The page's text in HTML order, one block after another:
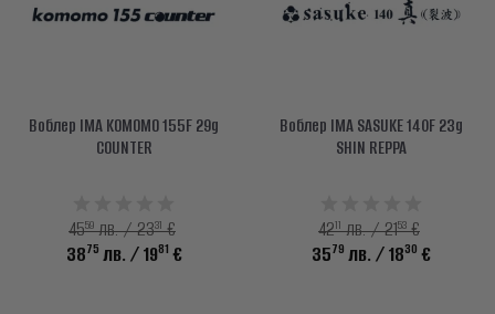
Воблер IMA KOMOMO 155F 29g
COUNTER
4559лв. / 2331€
3875 лв. / 1981 €
Воблер IMA SASUKE 140F 23g
SHIN REPPA
4211лв. / 2153€
3579 лв. / 1830 €